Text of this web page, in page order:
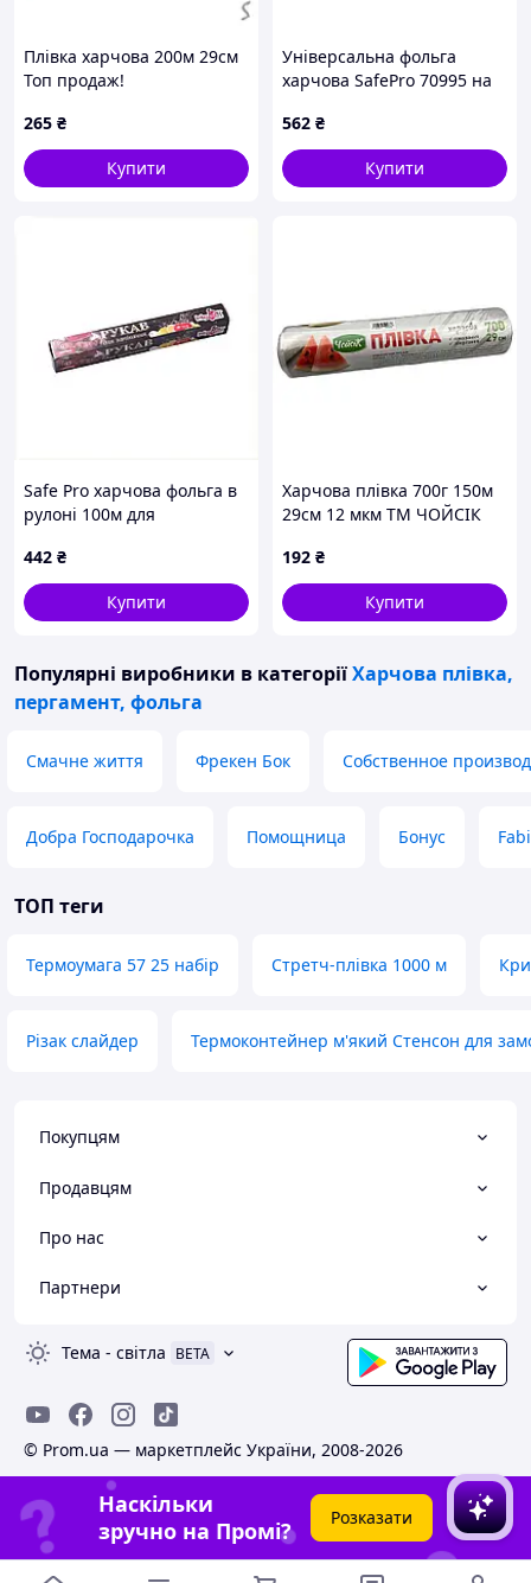
Плівка харчова 200м 29см
Топ продаж!
265 ₴
Купити
Універсальна фольга
харчова SafePro 70995 на
562 ₴
Купити
Safe Pro харчова фольга в
рулоні 100м для
442 ₴
Купити
Харчова плівка 700г 150м
29см 12 мкм ТМ ЧОЙСІК
192 ₴
Купити
Популярні виробники в категоріїХарчова плівка,
пергамент, фольга
Смачне життя Фрекен Бок Собственное
Добра Господарочка Помощница Бонус
ТОП теги
Термоумага 57 25 набір Стретч-плівка 1000 м
Різак слайдер Термоконтейнер м'який Стенсон для
Покупцям
Продавцям
Про нас
Партнери
Тема - світла BETA
© Prom.ua — маркетплейс України, 2008-2026
Наскільки
зручно на Промі?
Розказати